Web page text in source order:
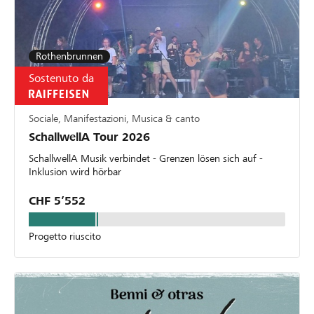
von deiner Raiffeisenbank angenommen oder
abgelehnt wurdest. * Die Raiffeisenbank
Mittelbünden behält sich das Recht vor, Projekte
oder Organisationsprofile vom Lokalbonus
auszuschliessen.
Rothenbrunnen
Sostenuto da
Sociale, Manifestazioni, Musica & canto
SchallwellA Tour 2026
SchallwellA Musik verbindet - Grenzen lösen sich auf -
Inklusion wird hörbar
CHF 5’552
Progetto riuscito